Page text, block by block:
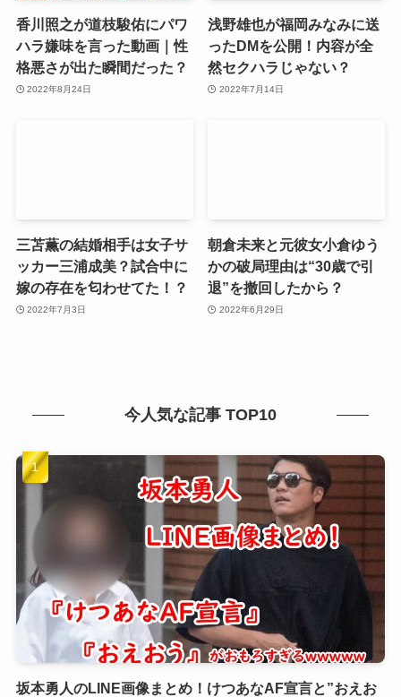
香川照之が道枝駿佑にパワ
ハラ嫌味を言った動画｜性
格悪さが出た瞬間だった？
2022年8月24日
浅野雄也が福岡みなみに送
ったDMを公開！内容が全
然セクハラじゃない？
2022年7月14日
三苫薫の結婚相手は女子サ
ッカー三浦成美？試合中に
嫁の存在を匂わせてた！？
2022年7月3日
朝倉未来と元彼女小倉ゆう
かの破局理由は“30歳で引
退”を撤回したから？
2022年6月29日
今人気な記事 TOP10
坂本勇人のLINE画像まとめ！けつあなAF宣言と”おえお